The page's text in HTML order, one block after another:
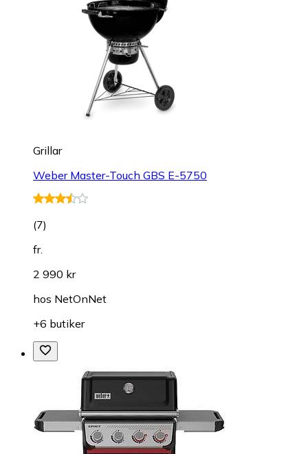
Grillar
Weber Master-Touch GBS E-5750
(7)
fr.
2 990 kr
hos NetOnNet
+6 butiker